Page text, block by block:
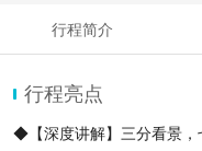
行程简介
行程亮点
◆【深度讲解】三分看景，